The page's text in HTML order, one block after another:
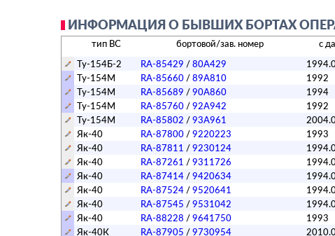
ИНФОРМАЦИЯ О БЫВШИХ БОРТАХ
тип ВС бортовой/зав. номер с
Ту-154Б-2
RA-85429 /80A429
Ту-154М
RA-85660 /89A810 1992
Ту-154М
RA-85689 /90A860 1994
Ту-154М
RA-85760 /92A942 1992
Ту-154М
RA-85802 /93A961
Як-40
RA-87800 /9220223 1993
Як-40
RA-87811 /9230124
Як-40
RA-87261 /9311726
Як-40
RA-87414 /9420634
Як-40
RA-87524 /9520641
Як-40
RA-87545 /9531042
Як-40
RA-88228 /9641750 1993
Як-40К
RA-87905 /9730954